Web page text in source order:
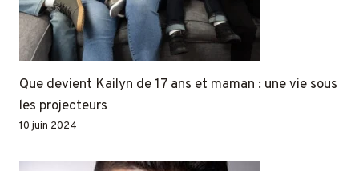
Que devient Kailyn de 17 ans et maman : une vie sous
les projecteurs
10 juin 2024